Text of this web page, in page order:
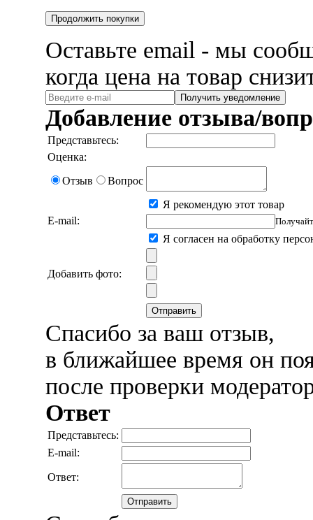
Продолжить покупки
Оставьте email - мы
когда цена на товар
Получить уведомление
Добавление отзыва/
Представьтесь:
Оценка:
Отзыв
Вопрос
Я рекомендую этот товар
E-mail:
Я согласен на обработку
Добавить фото:
Отправить
Спасибо за ваш отзыв,
в ближайшее время он
после проверки
Ответ
Представьтесь:
E-mail:
Ответ:
Отправить